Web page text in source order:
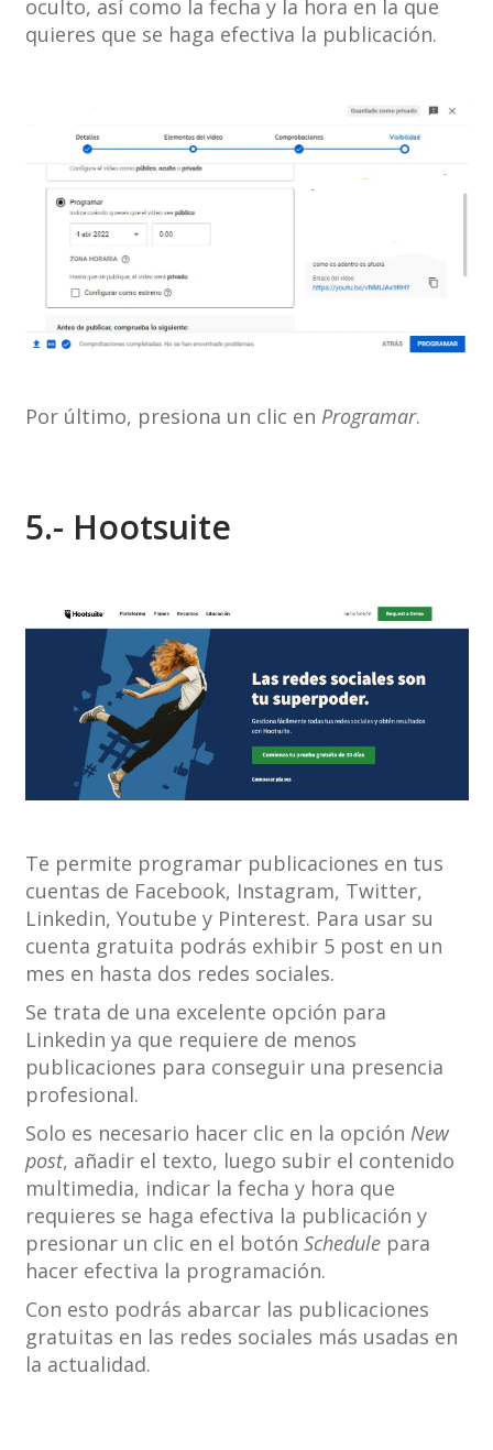
oculto, así como la fecha y la hora en la que
quieres que se haga efectiva la publicación.
Por último, presiona un clic en Programar.
5.- Hootsuite
Te permite programar publicaciones en tus
cuentas de Facebook, Instagram, Twitter,
Linkedin, Youtube y Pinterest. Para usar su
cuenta gratuita podrás exhibir 5 post en un
mes en hasta dos redes sociales.
Se trata de una excelente opción para
Linkedin ya que requiere de menos
publicaciones para conseguir una presencia
profesional.
Solo es necesario hacer clic en la opción New
post, añadir el texto, luego subir el contenido
multimedia, indicar la fecha y hora que
requieres se haga efectiva la publicación y
presionar un clic en el botón Schedulepara
hacer efectiva la programación.
Con esto podrás abarcar las publicaciones
gratuitas en las redes sociales más usadas en
la actualidad.